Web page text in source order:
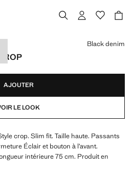
Black denim
AJOUTER
LE LOOK
crop. Slim fit. Taille haute. Passants
Éclair et bouton à l’avant.
intérieure 75 cm. Produit en